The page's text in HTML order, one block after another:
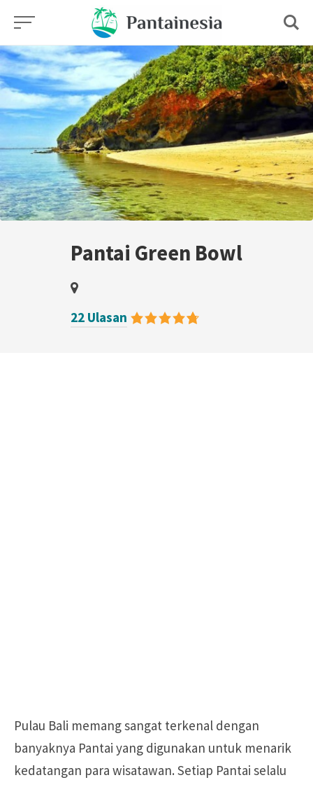
Skip
content
Pantai Green Bowl
22 Ulasan
Pulau Bali memang sangat terkenal dengan
banyaknya Pantai yang digunakan untuk menarik
kedatangan para wisatawan. Setiap Pantai selalu